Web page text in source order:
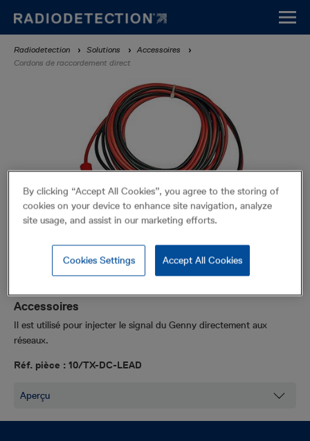
contenu
principal
Fil
d'Ariane
Radiodetection Solutions
Accessoires
Cordons de raccordement direct
Accessoires
Il est utilisé pour injecter le signal du Genny directement aux
réseaux.
Réf. pièce : 10/TX-DC-LEAD
By clicking “Accept All Cookies”, you agree to the storing of
cookies on your device to enhance site navigation, analyze
site usage, and assist in our marketing efforts.
Accept All Cookies
Cookies Settings